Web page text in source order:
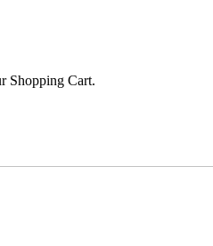
Shopping Cart.